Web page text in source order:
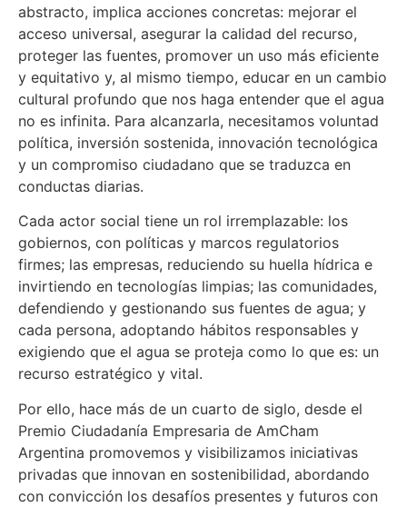
abstracto, implica acciones concretas: mejorar el
acceso universal, asegurar la calidad del recurso,
proteger las fuentes, promover un uso más eficiente
y equitativo y, al mismo tiempo, educar en un cambio
cultural profundo que nos haga entender que el agua
no es infinita. Para alcanzarla, necesitamos voluntad
política, inversión sostenida, innovación tecnológica
y un compromiso ciudadano que se traduzca en
conductas diarias.
Cada actor social tiene un rol irremplazable: los
gobiernos, con políticas y marcos regulatorios
firmes; las empresas, reduciendo su huella hídrica e
invirtiendo en tecnologías limpias; las comunidades,
defendiendo y gestionando sus fuentes de agua; y
cada persona, adoptando hábitos responsables y
exigiendo que el agua se proteja como lo que es: un
recurso estratégico y vital.
Por ello, hace más de un cuarto de siglo, desde el
Premio Ciudadanía Empresaria de AmCham
Argentina promovemos y visibilizamos iniciativas
privadas que innovan en sostenibilidad, abordando
con convicción los desafíos presentes y futuros con